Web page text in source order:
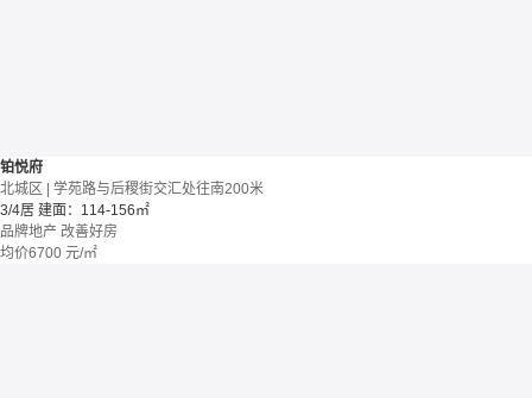
铂悦府
北城区 | 学苑路与后稷街交汇处往南200米
3/4居 建面：114-156㎡
品牌地产 改善好房
均价6700 元/㎡